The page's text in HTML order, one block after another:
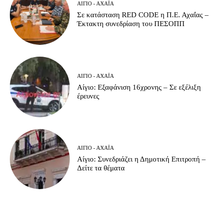
ΑΊΓΙΟ - ΑΧΑΪ́Α
Σε κατάσταση RED CODE η Π.Ε. Αχαΐας –
Έκτακτη συνεδρίαση του ΠΕΣΟΠΠ
ΑΊΓΙΟ - ΑΧΑΪ́Α
Αίγιο: Εξαφάνιση 16χρονης – Σε εξέλιξη
έρευνες
ΑΊΓΙΟ - ΑΧΑΪ́Α
Αίγιο: Συνεδριάζει η Δημοτική Επιτροπή –
Δείτε τα θέματα